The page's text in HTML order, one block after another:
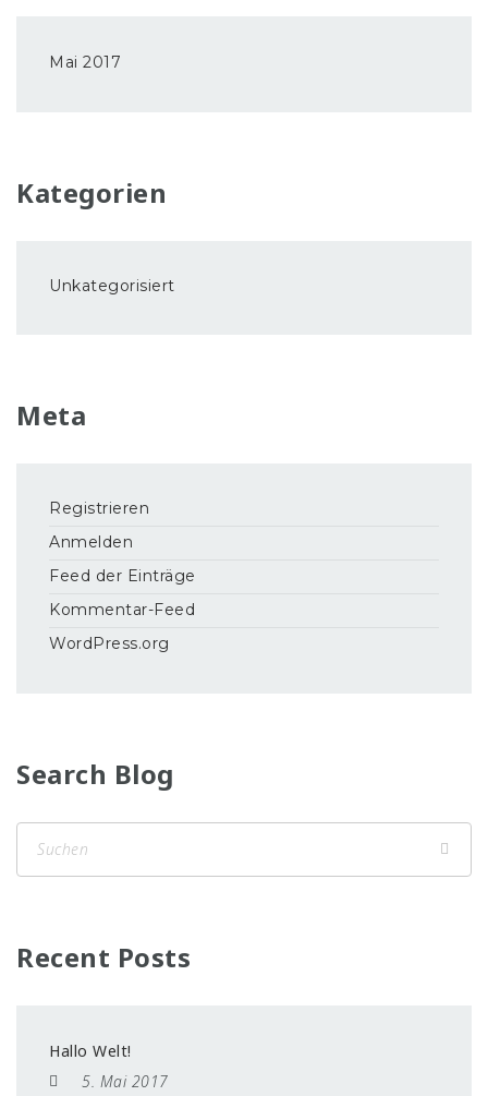
Mai 2017
Kategorien
Unkategorisiert
Meta
Registrieren
Anmelden
Feed der Einträge
Kommentar-Feed
WordPress.org
Search Blog
Recent Posts
Hallo Welt!
5. Mai 2017